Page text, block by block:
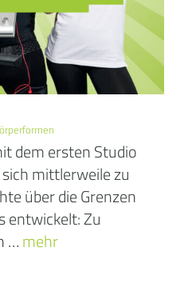
dem ersten Studio
mittlerweile zu
über die Grenzen
entwickelt: Zu
…mehr